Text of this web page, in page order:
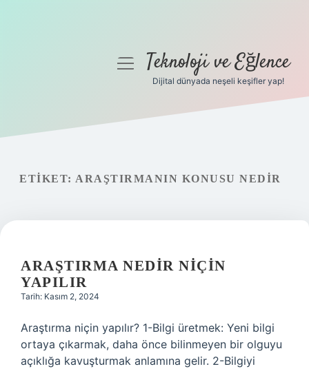
Gizlilik Politikası
menüyüTeknoloji ve Eğlence
Dijital dünyada neşeli keşifler yap!
ETIKET: ARAŞTIRMANIN KONUSU NEDIR
ARAŞTIRMA NEDIR NIÇIN
YAPILIR
Tarih: Kasım 2, 2024
Araştırma niçin yapılır? 1-Bilgi üretmek: Yeni bilgi
ortaya çıkarmak, daha önce bilinmeyen bir olguyu
açıklığa kavuşturmak anlamına gelir. 2-Bilgiyi